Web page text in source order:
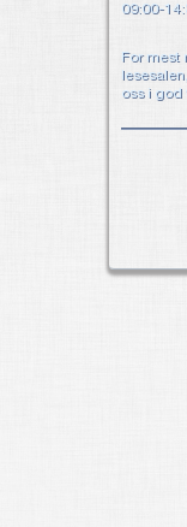
09:00-
For mest
oss i god